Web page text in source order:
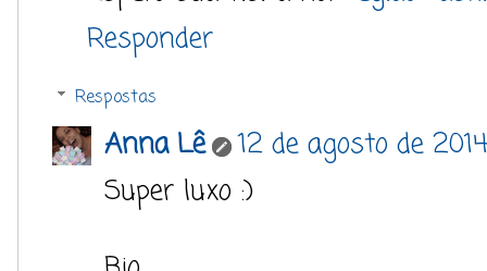
Responder
Respostas
Anna Lê
12 de agosto de
Super luxo :)